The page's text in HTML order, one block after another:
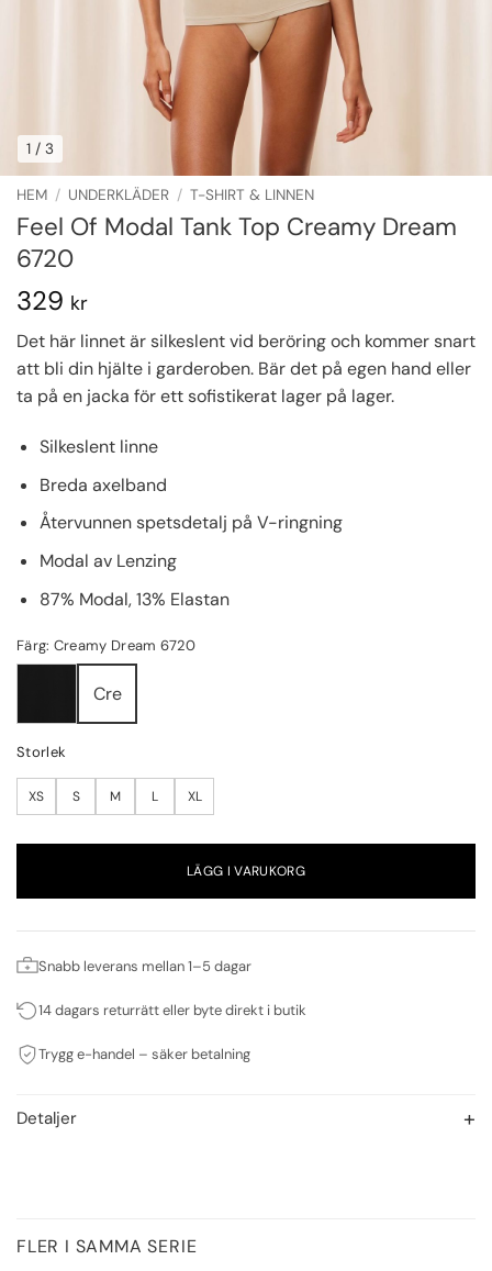
1 / 3
HEM / UNDERKLÄDER / T-SHIRT & LINNEN
Feel Of Modal Tank Top Creamy Dream
6720
329 kr
Det här linnet är silkeslent vid beröring och kommer snart
att bli din hjälte i garderoben. Bär det på egen hand eller
ta på en jacka för ett sofistikerat lager på lager.
Silkeslent linne
Breda axelband
Återvunnen spetsdetalj på V-ringning
Modal av Lenzing
87% Modal, 13% Elastan
Färg: Creamy Dream 6720
Cre
Storlek
XS S M L XL
LÄGG I VARUKORG
Snabb leverans mellan 1–5 dagar
14 dagars returrätt eller byte direkt i butik
Trygg e-handel – säker betalning
Detaljer
FLER I SAMMA SERIE